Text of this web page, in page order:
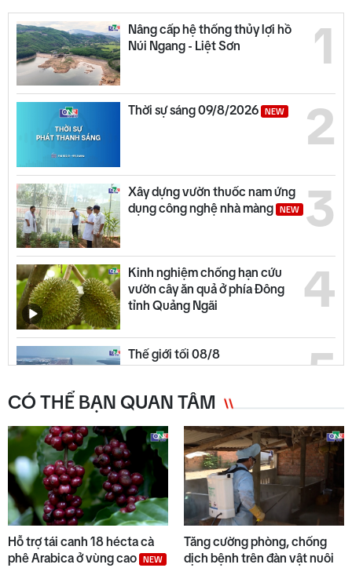
1
Nâng cấp hệ thống thủy lợi hồ
Núi Ngang - Liệt Sơn
2
Thời sự sáng 09/8/2026 NEW
3
Xây dựng vườn thuốc nam ứng
dụng công nghệ nhà màng
NEW
4
Kinh nghiệm chống hạn cứu
vườn cây ăn quả ở phía Đông
tỉnh Quảng Ngãi
5
Thế giới tối 08/8
6
Quảng Ngãi ngày mới 09/8 NEW
7
Đại biểu Đinh Thị Hồng Minh
đổi)
CÓ THỂ BẠN QUAN TÂM
Hỗ trợ tái canh 18 hécta cà
phê Arabica ở vùng cao
NEW
Tăng cường phòng, chống
dịch bệnh trên đàn vật nuôi